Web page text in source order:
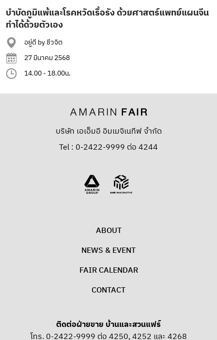
บำบัดภูมิแพ้และโรคหวัดเรื้อรัง ด้วยศาสตร์แพทย์แผนจีน
ทำได้ด้วยตัวเอง
อยู่ดี by ชีวจิต
27 มีนาคม 2568
14.00 - 18.00น.
บริษัท เอเอ็มอี อิมเมจิเนทีฟ จำกัด
Tel : 0-2422-9999 ต่อ 4244
ABOUT
NEWS & EVENT
FAIR CALENDAR
CONTACT
ติดต่อฝ่ายขาย บ้านและสวนแฟร์
โทร. 0-2422-9999 ต่อ 4250, 4252 และ 4268